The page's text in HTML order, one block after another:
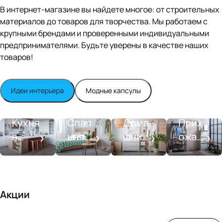
n
Whit
e
satin
В интернет-магазине вы найдете многое: от строительных
материалов до товаров для творчества. Мы работаем с
крупными брендами и проверенными индивидуальными
предпринимателями. Будьте уверены в качестве наших
товаров!
Идеи интерьера Модные капсулы
Кухня
в
стиле
Спал
ьня в
совре
Дома
шний
SPA-
Прих
ожая
со
Акции